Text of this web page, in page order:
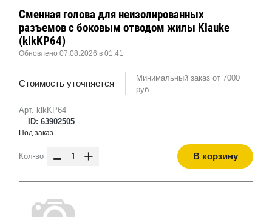
Арт. klkKP64
ID: 63902505
Сменная голова для неизолированных
разъемов с боковым отводом жилы Klauke
(klkKP64)
Обновлено 07.08.2026 в 01:41
Стоимость уточняется
Минимальный заказ от 7000
руб.
Под заказ
Кол-во - + В корзину